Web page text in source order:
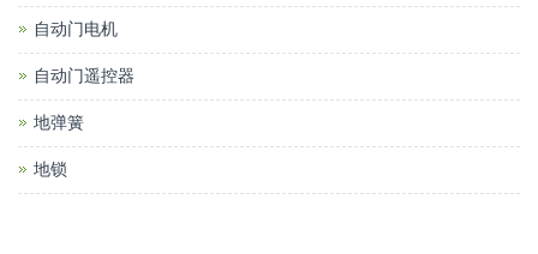
自动门电机
自动门遥控器
地弹簧
地锁